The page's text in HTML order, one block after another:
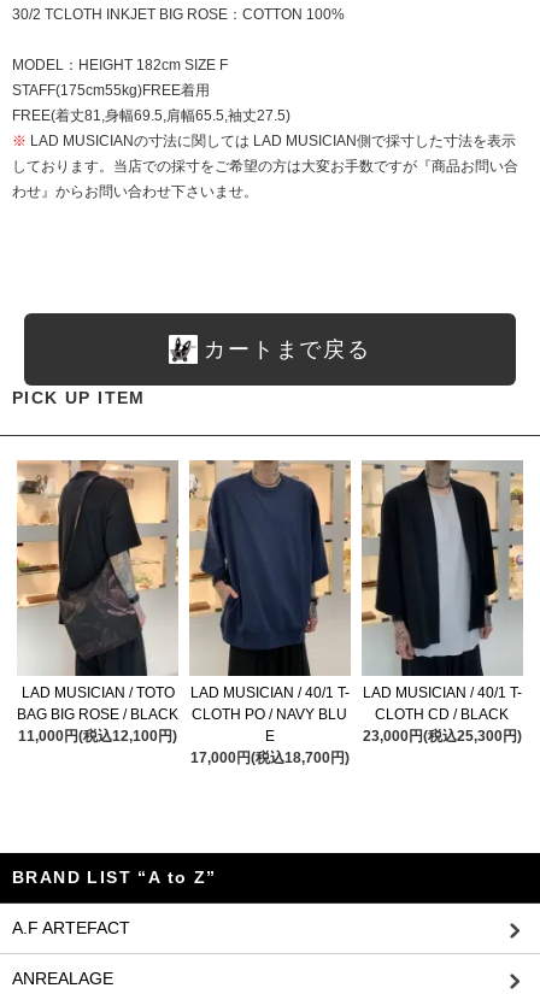
30/2 TCLOTH INKJET BIG ROSE：COTTON 100%
MODEL：HEIGHT 182cm SIZE F
STAFF(175cm55kg)FREE着用
FREE(着丈81,身幅69.5,肩幅65.5,袖丈27.5)
※ LAD MUSICIANの寸法に関しては LAD MUSICIAN側で採寸した寸法を表示
しております。当店での採寸をご希望の方は大変お手数ですが『商品お問い合
わせ』からお問い合わせ下さいませ。
カートまで戻る
PICK UP ITEM
LAD MUSICIAN / TOTO
BAG BIG ROSE / BLACK
11,000円(税込12,100円)
LAD MUSICIAN / 40/1 T-
CLOTH PO / NAVY BLU
E
17,000円(税込18,700円)
LAD MUSICIAN / 40/1 T-
CLOTH CD / BLACK
23,000円(税込25,300円)
BRAND LIST “A to Z”
A.F ARTEFACT
ANREALAGE